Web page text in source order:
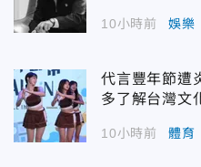
10小時前 娛樂
代言豐年節遭
多了解台灣文
10小時前 體育